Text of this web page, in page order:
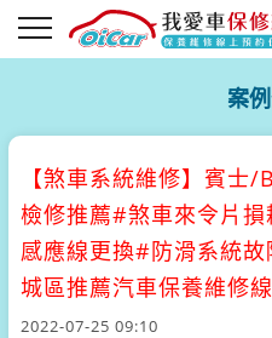
案
【煞車系統維修】 賓士/
檢修推薦#煞車來令片
感應線更換#防滑系統
城區推薦汽車保養維修
2022-07-25 09:10